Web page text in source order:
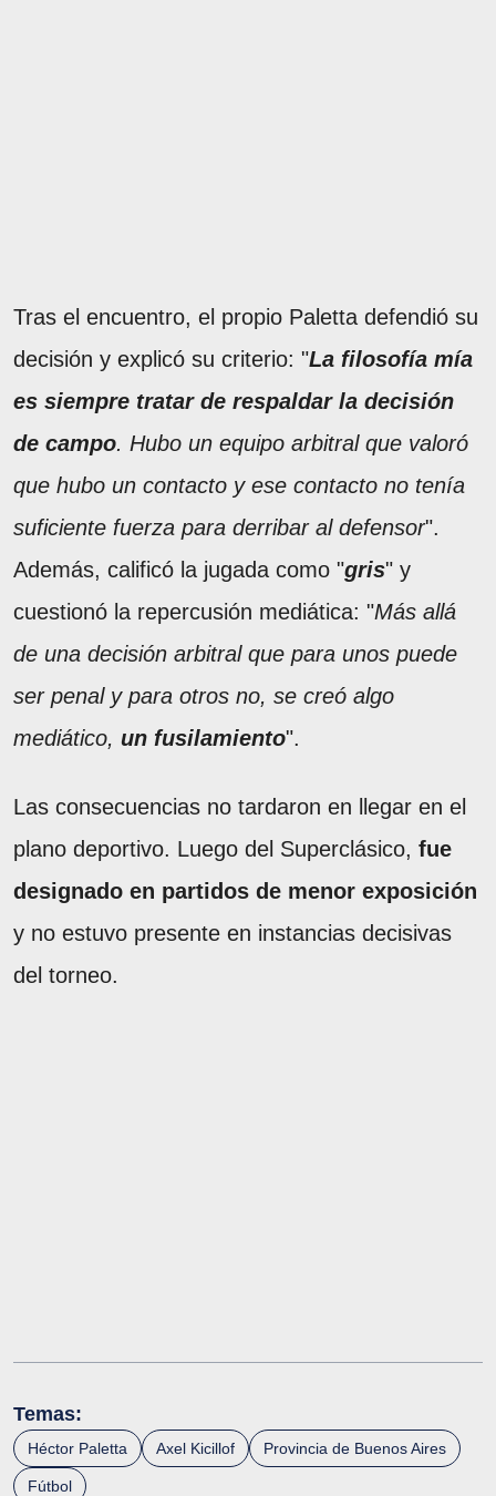
Tras el encuentro, el propio Paletta defendió su
decisión y explicó su criterio: "La filosofía mía
es siempre tratar de respaldar la decisión
de campo. Hubo un equipo arbitral que valoró
que hubo un contacto y ese contacto no tenía
suficiente fuerza para derribar al defensor".
Además, calificó la jugada como "gris" y
cuestionó la repercusión mediática: "Más allá
de una decisión arbitral que para unos puede
ser penal y para otros no, se creó algo
mediático, un fusilamiento".
Las consecuencias no tardaron en llegar en el
plano deportivo. Luego del Superclásico, fue
designado en partidos de menor exposición
y no estuvo presente en instancias decisivas
del torneo.
Temas:
Héctor Paletta Axel Kicillof Provincia de Buenos Aires
Fútbol